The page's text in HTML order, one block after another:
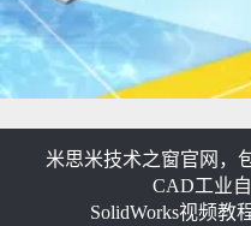
米思米技术之窗官网，
CAD工业
SolidWorks视频教